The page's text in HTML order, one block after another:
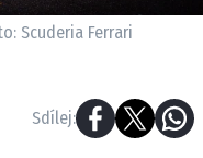
Scuderia Ferrari
Sdílej: